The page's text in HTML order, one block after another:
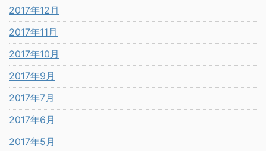
2017年12月
2017年11月
2017年10月
2017年9月
2017年7月
2017年6月
2017年5月